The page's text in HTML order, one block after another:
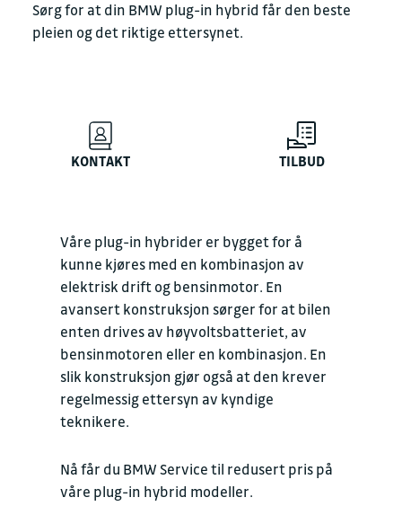
Sørg for at din BMW plug-in hybrid får den beste
pleien og det riktige ettersynet.
KONTAKT TILBUD
Våre plug-in hybrider er bygget for å
kunne kjøres med en kombinasjon av
elektrisk drift og bensinmotor. En
avansert konstruksjon sørger for at bilen
enten drives av høyvoltsbatteriet, av
bensinmotoren eller en kombinasjon. En
slik konstruksjon gjør også at den krever
regelmessig ettersyn av kyndige
teknikere.
Nå får du BMW Service til redusert pris på
våre plug-in hybrid modeller.